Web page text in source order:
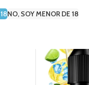
NO, SOY MENOR DE 18